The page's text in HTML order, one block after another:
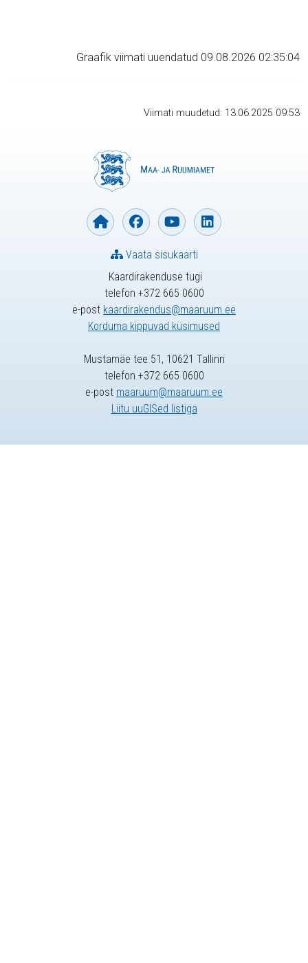
Graafik viimati uuendatud 09.08.2026 02:35:04
Viimati muudetud: 13.06.2025 09:53
Kaardirakenduse tugi
telefon +372 665 0600
e-post kaardirakendus@maaruum.ee
Korduma kippuvad küsimused
Vaata sisukaarti
Mustamäe tee 51, 10621 Tallinn
telefon +372 665 0600
e-post maaruum@maaruum.ee
Liitu uuGISed listiga